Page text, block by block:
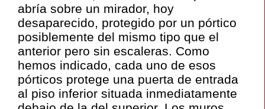
abría sobre un mirador, hoy
desaparecido, protegido por un pórtico
posiblemente del mismo tipo que el
anterior pero sin escaleras. Como
hemos indicado, cada uno de esos
pórticos protege una puerta de entrada
al piso inferior situada inmediatamente